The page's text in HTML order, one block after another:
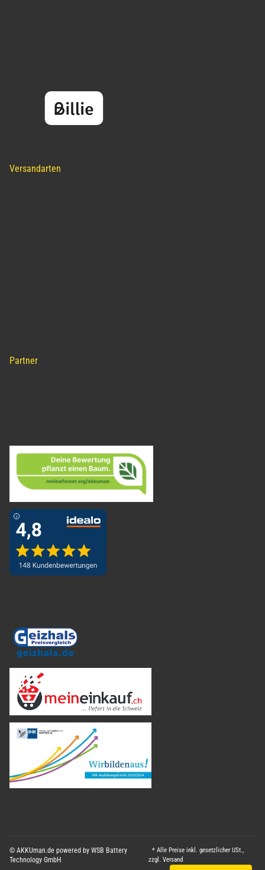
Versandarten
Partner
© AKKUman.de powered by WSB Battery
Technology GmbH
* Alle Preise inkl. gesetzlicher USt.,
zzgl.Versand